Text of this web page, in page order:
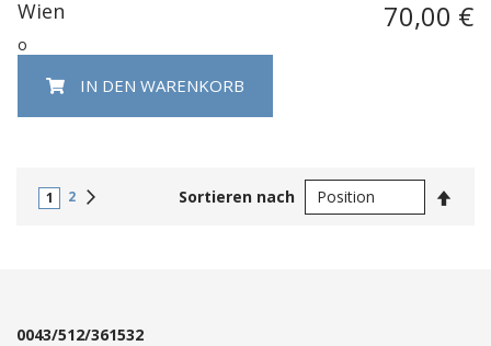
Wien 70,00 €
o
IN DEN WARENKORB
1 2 Sortieren nach
0043/512/361532